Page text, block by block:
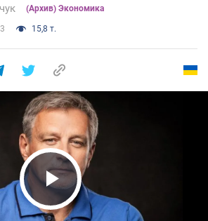
(Архив) Экономика
15,8 т.
Play Video